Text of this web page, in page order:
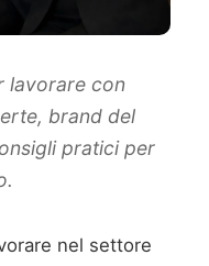
lavorare con
brand del
pratici per
nel settore